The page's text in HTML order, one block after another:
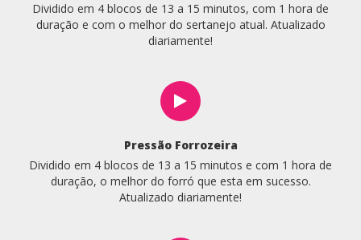
Dividido em 4 blocos de 13 a 15 minutos, com 1 hora de
duração e com o melhor do sertanejo atual. Atualizado
diariamente!
Pressão Forrozeira
Dividido em 4 blocos de 13 a 15 minutos e com 1 hora de
duração, o melhor do forró que esta em sucesso.
Atualizado diariamente!